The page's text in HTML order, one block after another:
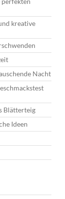
kreative
Nacht
Blätterteig
Ideen